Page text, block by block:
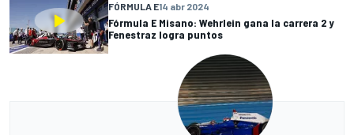
FÓRMULA E14 abr 2024
Fórmula E Misano: Wehrlein gana la carrera 2 y
Fenestraz logra puntos